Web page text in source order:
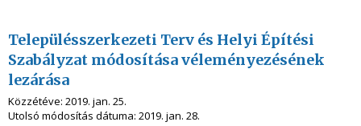
Településszerkezeti Terv és Helyi Építési
Szabályzat módosítása véleményezésének
lezárása
Közzétéve: 2019. jan. 25.
Utolsó módosítás dátuma: 2019. jan. 28.